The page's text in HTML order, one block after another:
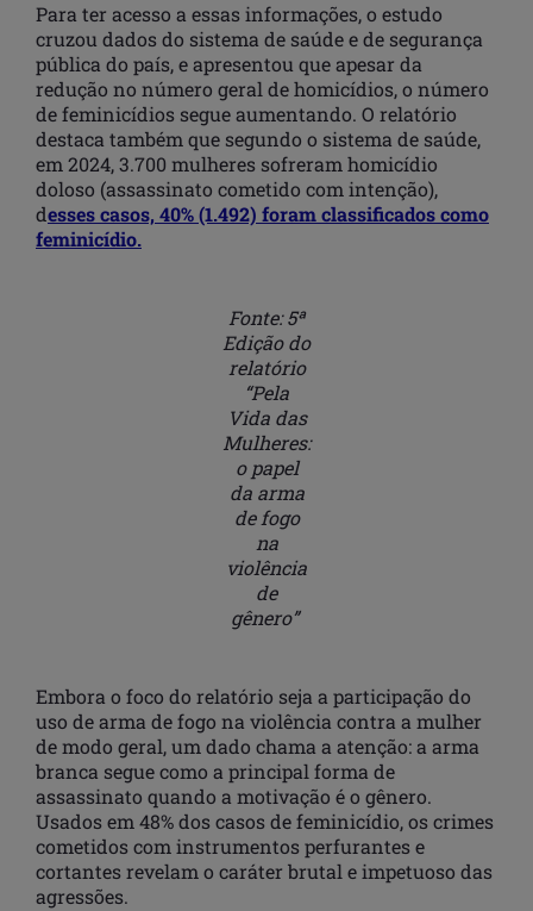
Para ter acesso a essas informações, o estudo
cruzou dados do sistema de saúde e de segurança
pública do país, e apresentou que apesar da
redução no número geral de homicídios, o número
de feminicídios segue aumentando. O relatório
destaca também que segundo o sistema de saúde,
em 2024, 3.700 mulheres sofreram homicídio
doloso (assassinato cometido com intenção),
desses casos, 40% (1.492) foram classificados como
feminicídio.
Fonte: 5ª
Edição do
relatório
“Pela
Vida das
Mulheres:
o papel
da arma
de fogo
na
violência
de
gênero”
Embora o foco do relatório seja a participação do
uso de arma de fogo na violência contra a mulher
de modo geral, um dado chama a atenção: a arma
branca segue como a principal forma de
assassinato quando a motivação é o gênero.
Usados em 48% dos casos de feminicídio, os crimes
cometidos com instrumentos perfurantes e
cortantes revelam o caráter brutal e impetuoso das
agressões.